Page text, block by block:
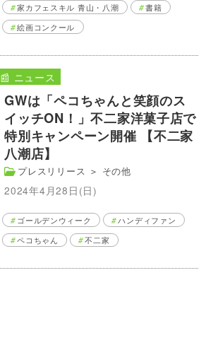
家カフェスキル 青山・八潮
書籍
絵画コンクール
GWは「ペコちゃんと笑顔のス
イッチON！」不二家洋菓子店で
特別キャンペーン開催 【不二家
八潮店】
プレスリリース ＞ その他
2024年4月28日(日)
📰 ニュース
ゴールデンウィーク
ハンディファン
ペコちゃん
不二家